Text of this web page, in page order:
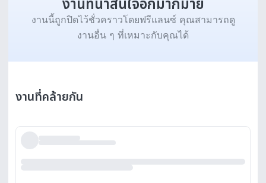
งานนี้ถูกปิดไว้ชั่วคราวโดยฟรีแลนซ์ คุณสามารถดู
งานอื่น ๆ ที่เหมาะกับคุณได้
งานที่คล้ายกัน